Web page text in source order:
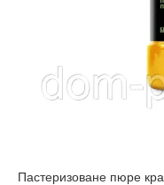
Пастеризоване пюре